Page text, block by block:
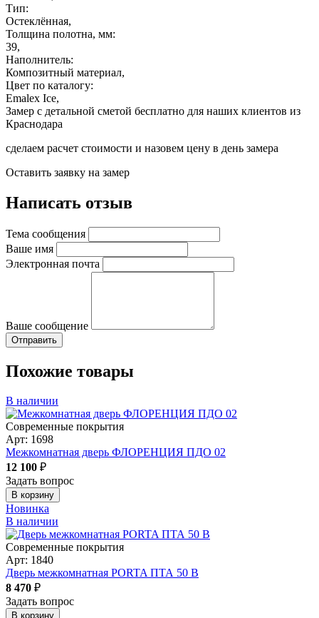
Тип:
Остеклённая,
Толщина полотна, мм:
39,
Наполнитель:
Композитный материал,
Цвет по каталогу:
Emalex Ice,
Замер с детальной сметой бесплатно для наших клиентов из
Краснодара
сделаем расчет стоимости и назовем цену в день замера
Оставить заявку на замер
Написать отзыв
Тема сообщения
Ваше имя
Электронная почта
Ваше сообщение
Похожие товары
В наличии
Современные покрытия
Арт: 1698
Межкомнатная дверь ФЛОРЕНЦИЯ ПДО 02
12 100 ₽
Задать вопрос
В корзину
Новинка
В наличии
Современные покрытия
Арт: 1840
Дверь межкомнатная PORTA ПТА 50 B
8 470 ₽
Задать вопрос
В корзину